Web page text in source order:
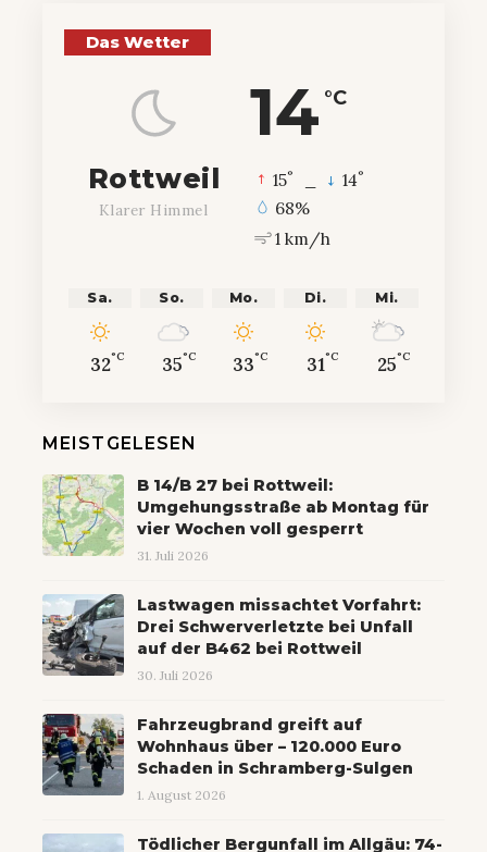
Das Wetter
14 °C
Rottweil
Klarer Himmel
15° 14°
68%
1 km/h
Sa.
32°C
So.
35°C
Mo.
33°C
Di.
31°C
Mi.
25°C
MEISTGELESEN
B 14/B 27 bei Rottweil:
Umgehungsstraße ab Montag für
vier Wochen voll gesperrt
31. Juli 2026
Lastwagen missachtet Vorfahrt:
Drei Schwerverletzte bei Unfall
auf der B462 bei Rottweil
30. Juli 2026
Fahrzeugbrand greift auf
Wohnhaus über – 120.000 Euro
Schaden in Schramberg-Sulgen
1. August 2026
Tödlicher Bergunfall im Allgäu: 74-